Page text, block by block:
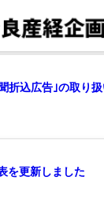
折込広告｣の取り
を更新しました